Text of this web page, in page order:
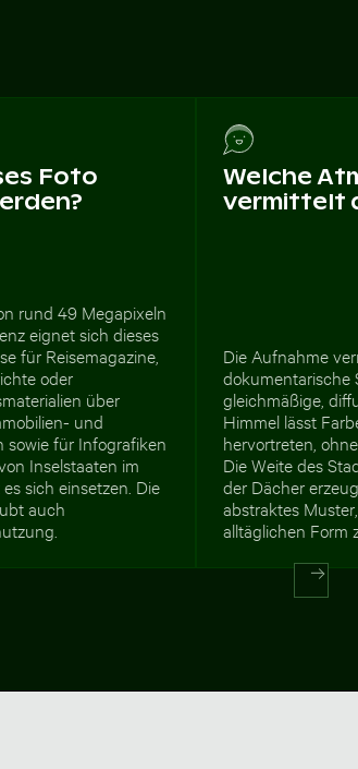
Foto
rund 49 Megapixeln
eignet sich dieses
für Reisemagazine,
oder
über
und
sowie für Infografiken
Inselstaaten im
sich einsetzen. Die
auch
Welche
vermittelt
Die Aufnahme
dokumentarische
gleichmäßige,
Himmel lässt
hervortreten,
Die Weite des
der Dächer
abstraktes
alltäglichen Form